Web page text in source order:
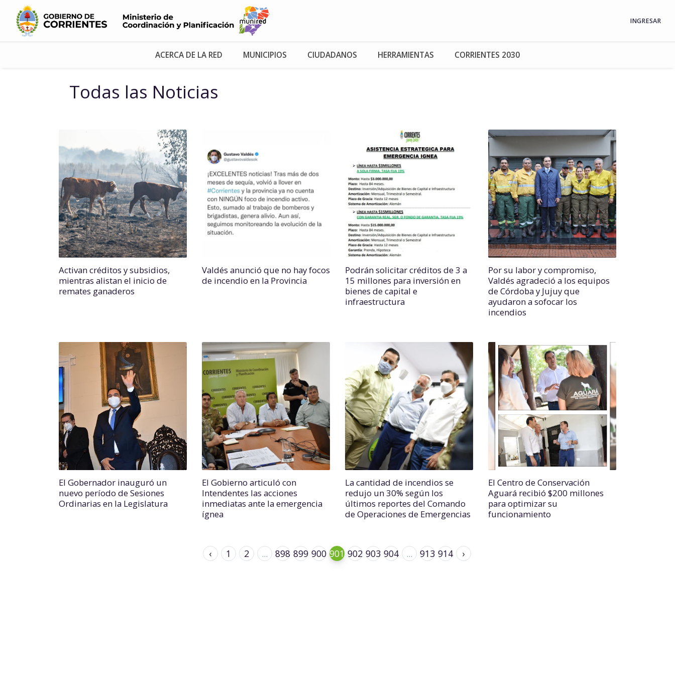
INGRESAR
ACERCA DE LA RED MUNICIPIOS CIUDADANOS HERRAMIENTAS CORRIENTES 2030
Todas las Noticias
Activan créditos y subsidios,
mientras alistan el inicio de
remates ganaderos
Valdés anunció que no hay focos
de incendio en la Provincia
Podrán solicitar créditos de 3 a
15 millones para inversión en
bienes de capital e
infraestructura
Por su labor y compromiso,
Valdés agradeció a los equipos
de Córdoba y Jujuy que
ayudaron a sofocar los
incendios
El Gobernador inauguró un
nuevo período de Sesiones
Ordinarias en la Legislatura
El Gobierno articuló con
Intendentes las acciones
inmediatas ante la emergencia
ígnea
La cantidad de incendios se
redujo un 30% según los
últimos reportes del Comando
de Operaciones de Emergencias
El Centro de Conservación
Aguará recibió $200 millones
para optimizar su
funcionamiento
‹ 1 2 ... 898 899 900 901 902 903 904 ... 913 914 ›